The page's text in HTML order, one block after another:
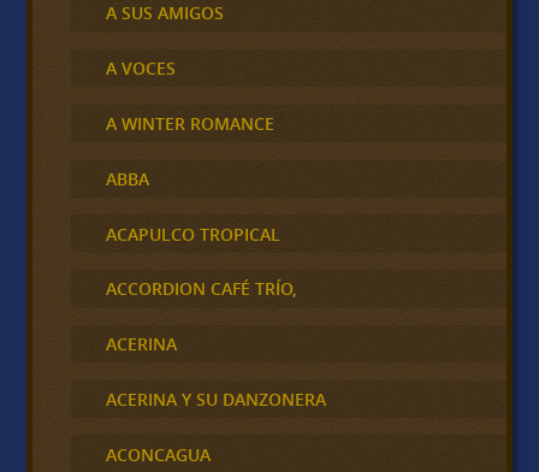
A SUS AMIGOS
A VOCES
A WINTER ROMANCE
ABBA
ACAPULCO TROPICAL
ACCORDION CAFÉ TRÍO,
ACERINA
ACERINA Y SU DANZONERA
ACONCAGUA